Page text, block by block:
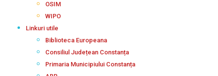
OSIM
WIPO
Linkuri utile
Biblioteca Europeana
Consiliul Județean Constanța
Primaria Municipiului Constanța